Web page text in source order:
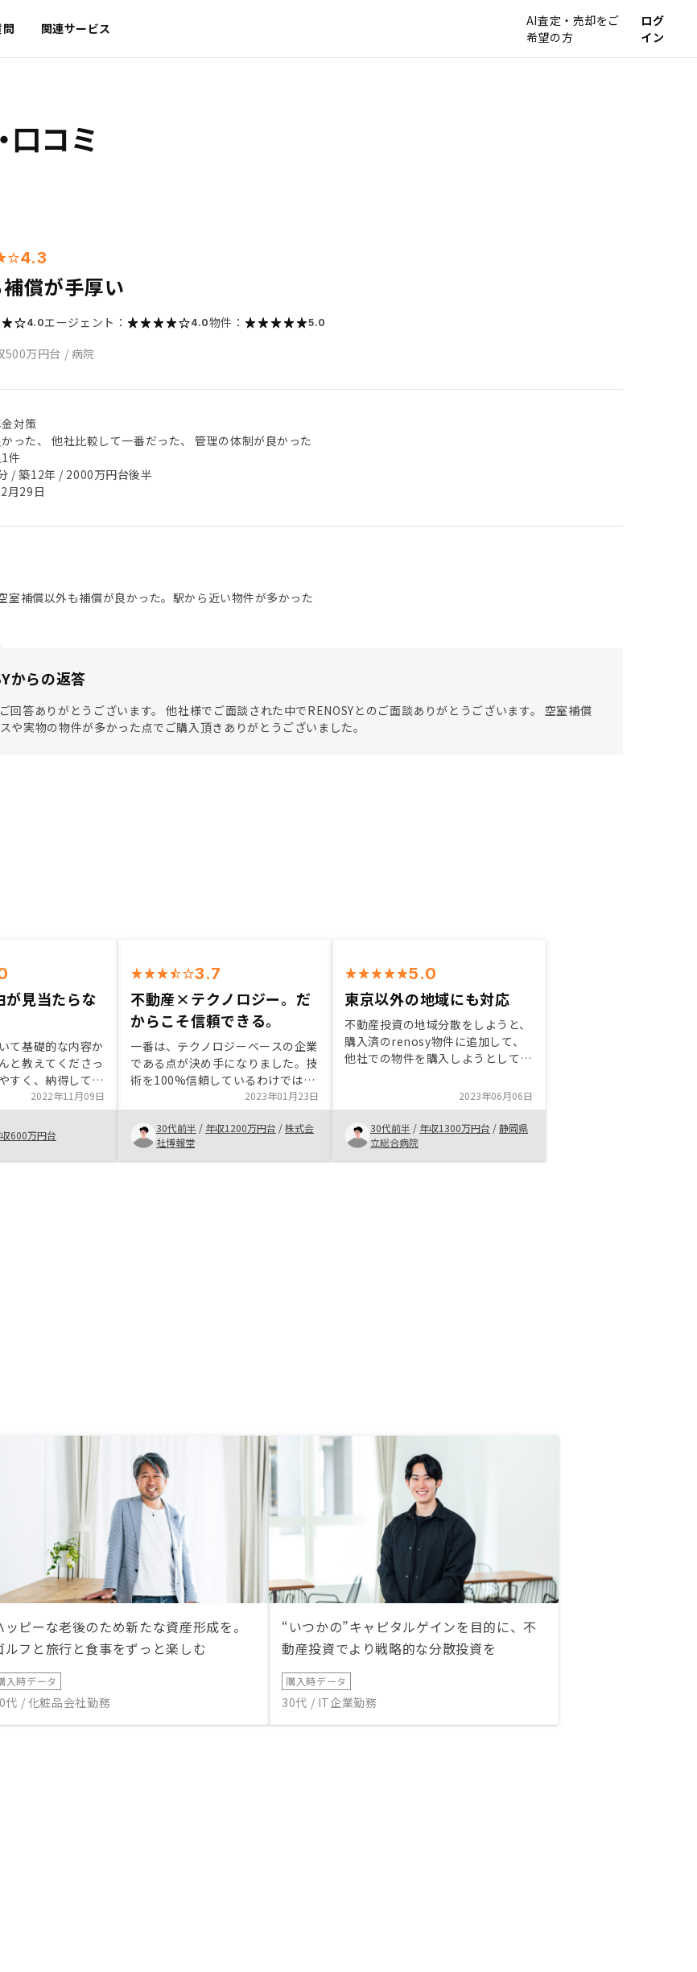
関連サービス
AI査定・売却をご
希望の方
ログ
イン
口コミ
4.3
償が手厚い
4.0エージェント： 4.0物件： 5.0
500万円台 / 病院
対策
った、 他社比較して一番だった、 管理の体制が良かった
件
/ 築12年 / 2000万円台後半
月29日
室補償以外も補償が良かった。駅から近い物件が多かった
からの返答
回答ありがとうございます。 他社様でご面談された中でRENOSYとのご面談ありがとうございます。 空室補償
や実物の物件が多かった点でご購入頂きありがとうございました。
が見当たらな
て基礎的な内容か
と教えてくださっ
すく、納得して進
ても良かったで
てくださってい
早く、大変満足し
任せでできる不
い理由がないです
2022年11月09日
600万円台
3.7
不動産×テクノロジー。だ
からこそ信頼できる。
一番は、テクノロジーベースの企業
である点が決め手になりました。技
術を100%信頼しているわけではあ
りませんが、不動産業界全体がその
点において遅れているイメージがあ
ったので、RENOSYのようなサービ
スはまさに探していた条件にピッタ
リでした。まだ使い始めて間もない
2023年01月23日
30代前半 / 年収1200万円台 /株式会
社博報堂
5.0
東京以外の地域にも対応
不動産投資の地域分散をしようと、
購入済のrenosy物件に追加して、
他社での物件を購入しようとしてい
ットを聞いて、結果的にrenosyで
追加物件を購入することにしまし
た。
2023年06月06日
30代前半 / 年収1300万円台 /静岡県
立総合病院
ッピーな老後のため新たな資産形成を。
ルフと旅行と食事をずっと楽しむ
入時データ
代 / 化粧品会社勤務
“いつかの”キャピタルゲインを目的に、不
動産投資でより戦略的な分散投資を
購入時データ
30代 / IT企業勤務